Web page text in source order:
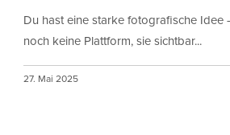
Du hast eine starke fotografische Idee
noch keine Plattform, sie sichtbar...
27. Mai 2025